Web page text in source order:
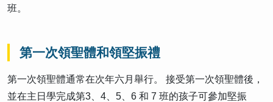
班。
第一次領聖體和領堅振禮
第一次領聖體通常在次年六月舉行。 接受第一次領聖體後，
並在主日學完成第3、4、5、6 和 7 班的孩子可參加堅振